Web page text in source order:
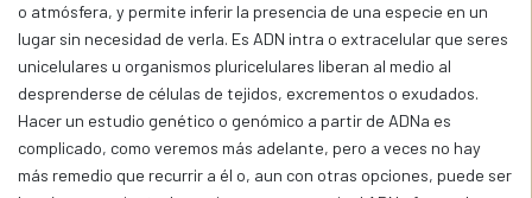
o atmósfera, y permite inferir la presencia de una especie en un
lugar sin necesidad de verla. Es ADN intra o extracelular que seres
unicelulares u organismos pluricelulares liberan al medio al
desprenderse de células de tejidos, excrementos o exudados.
Hacer un estudio genético o genómico a partir de ADNa es
complicado, como veremos más adelante, pero a veces no hay
más remedio que recurrir a él o, aun con otras opciones, puede ser